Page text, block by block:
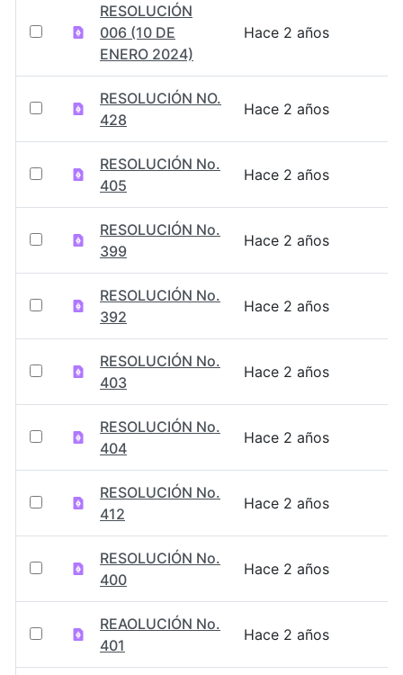
RESOLUCIÓN
006 (10 DE
ENERO 2024)
Hace 2 años
RESOLUCIÓN NO.
428
Hace 2 años
RESOLUCIÓN No.
405
Hace 2 años
RESOLUCIÓN No.
399
Hace 2 años
RESOLUCIÓN No.
392
Hace 2 años
RESOLUCIÓN No.
403
Hace 2 años
RESOLUCIÓN No.
404
Hace 2 años
RESOLUCIÓN No.
412
Hace 2 años
RESOLUCIÓN No.
400
Hace 2 años
REAOLUCIÓN No.
401
Hace 2 años